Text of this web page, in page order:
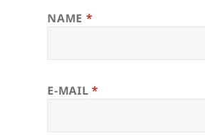
NAME *
E-MAIL *